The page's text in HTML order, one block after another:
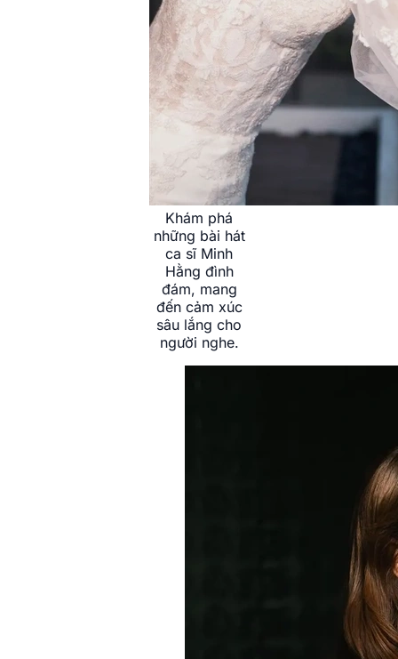
Khám phá
những bài hát
ca sĩ Minh
Hằng đình
đám, mang
đến cảm xúc
sâu lắng cho
người nghe.